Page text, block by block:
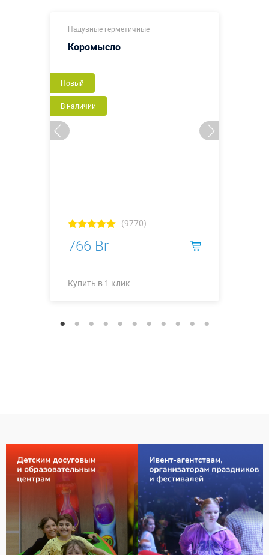
Надувные герметичные
Коромысло
Новый
В наличии
(9770)
766 Br
Купить в 1 клик